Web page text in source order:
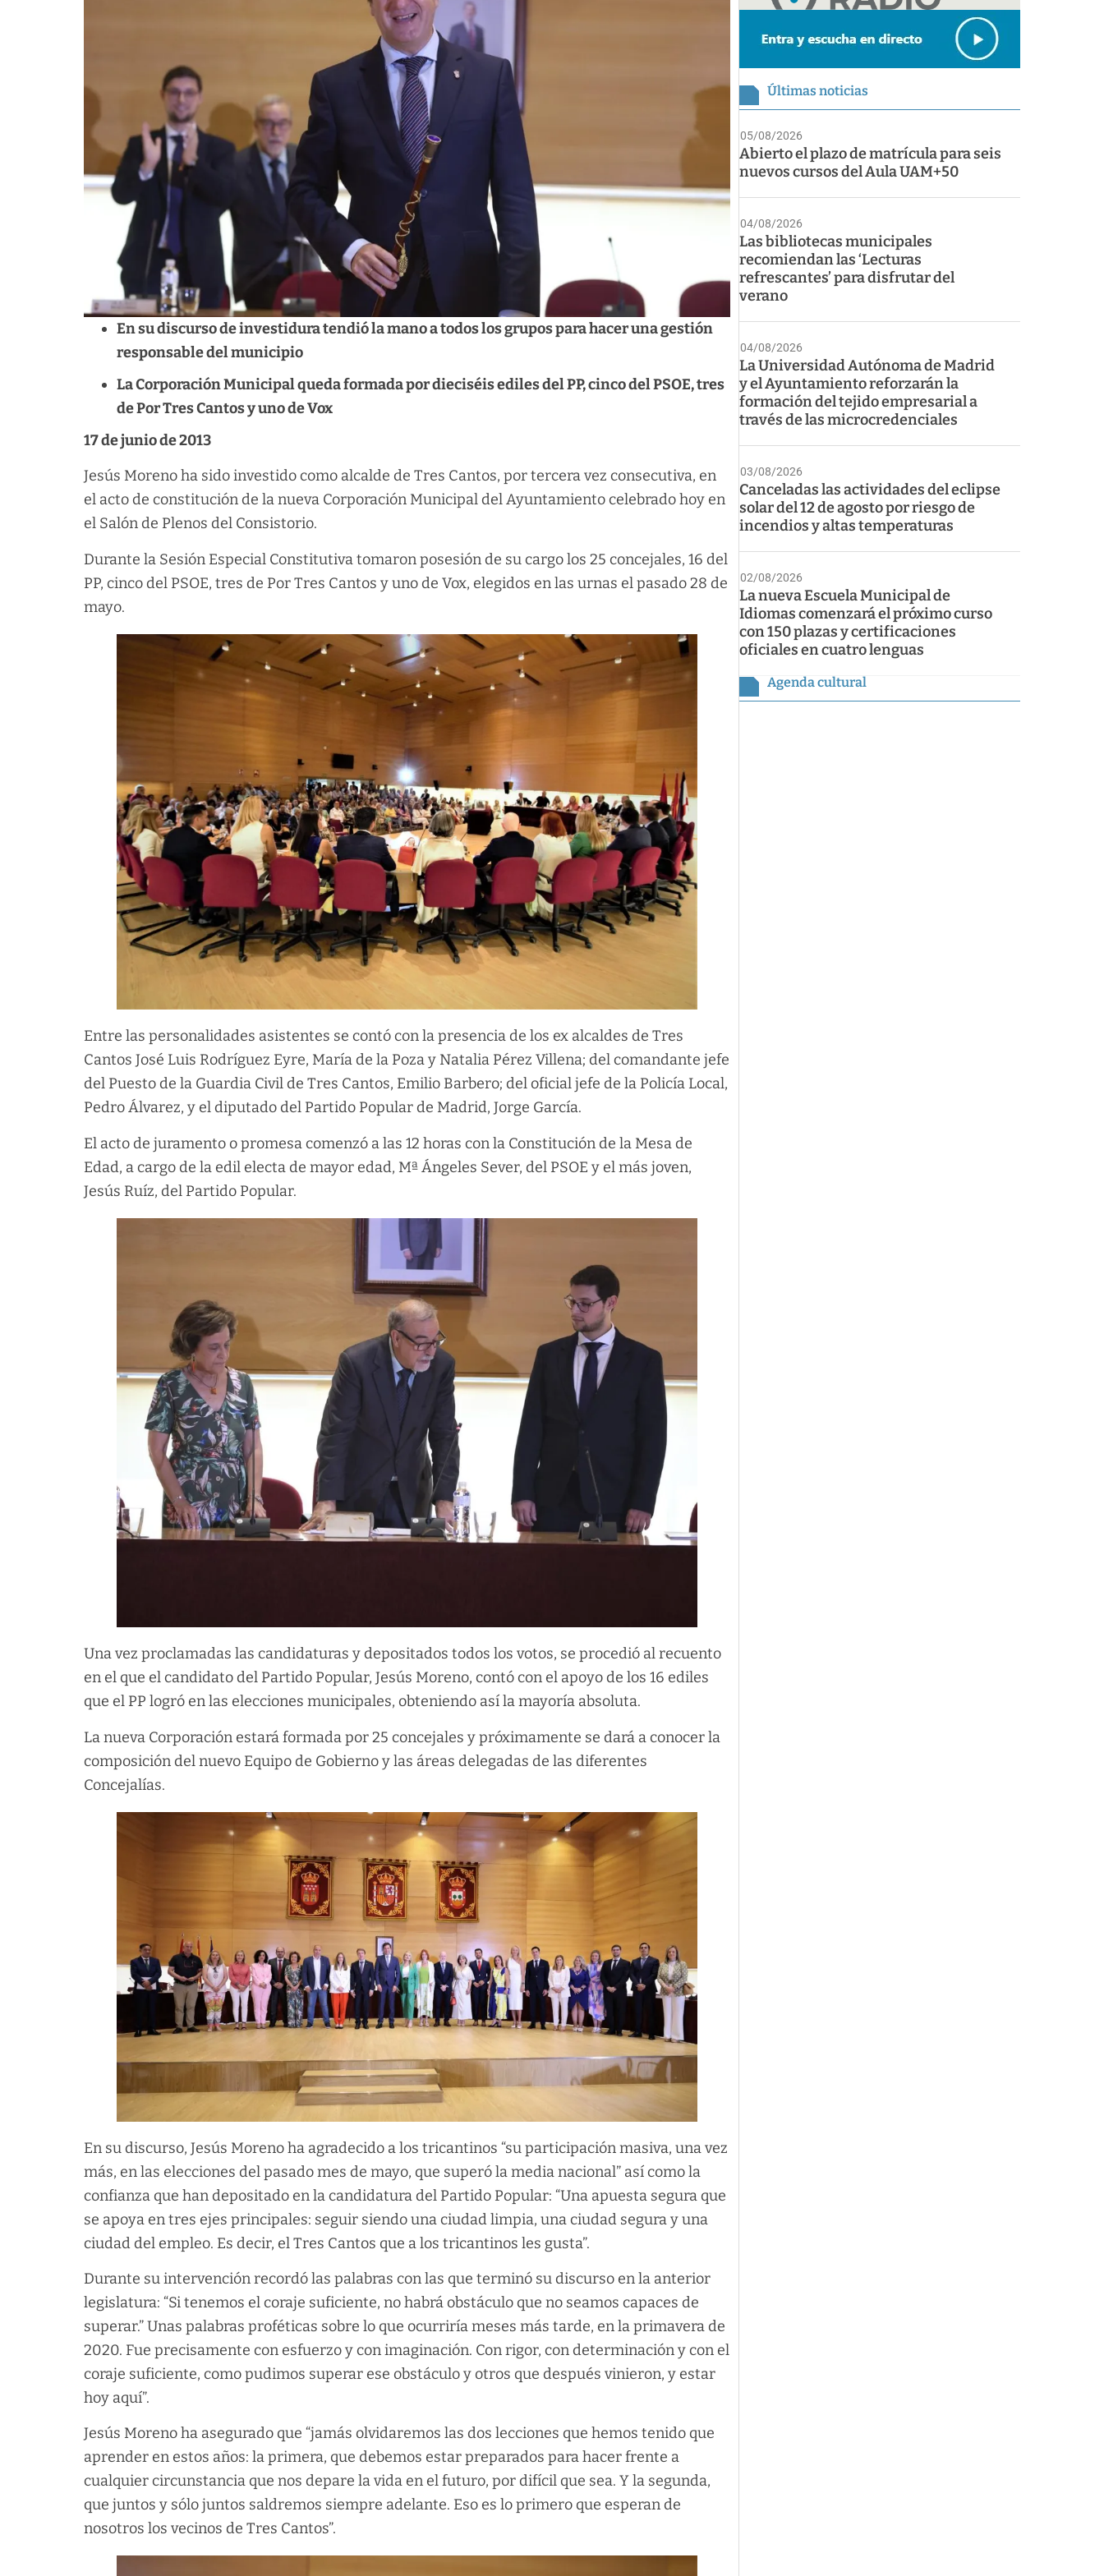
En su discurso de investidura tendió la mano a todos los grupos para hacer una gestión
responsable del municipio
La Corporación Municipal queda formada por dieciséis ediles del PP, cinco del PSOE, tres
de Por Tres Cantos y uno de Vox
17 de junio de 2013
Jesús Moreno ha sido investido como alcalde de Tres Cantos, por tercera vez consecutiva, en
el acto de constitución de la nueva Corporación Municipal del Ayuntamiento celebrado hoy en
el Salón de Plenos del Consistorio.
Durante la Sesión Especial Constitutiva tomaron posesión de su cargo los 25 concejales, 16 del
PP, cinco del PSOE, tres de Por Tres Cantos y uno de Vox, elegidos en las urnas el pasado 28 de
mayo.
Entre las personalidades asistentes se contó con la presencia de los ex alcaldes de Tres
Cantos José Luis Rodríguez Eyre, María de la Poza y Natalia Pérez Villena; del comandante jefe
del Puesto de la Guardia Civil de Tres Cantos, Emilio Barbero; del oficial jefe de la Policía Local,
Pedro Álvarez, y el diputado del Partido Popular de Madrid, Jorge García.
El acto de juramento o promesa comenzó a las 12 horas con la Constitución de la Mesa de
Edad, a cargo de la edil electa de mayor edad, Mª Ángeles Sever, del PSOE y el más joven,
Jesús Ruíz, del Partido Popular.
Una vez proclamadas las candidaturas y depositados todos los votos, se procedió al recuento
en el que el candidato del Partido Popular, Jesús Moreno, contó con el apoyo de los 16 ediles
que el PP logró en las elecciones municipales, obteniendo así la mayoría absoluta.
La nueva Corporación estará formada por 25 concejales y próximamente se dará a conocer la
composición del nuevo Equipo de Gobierno y las áreas delegadas de las diferentes
Concejalías.
En su discurso, Jesús Moreno ha agradecido a los tricantinos “su participación masiva, una vez
más, en las elecciones del pasado mes de mayo, que superó la media nacional” así como la
confianza que han depositado en la candidatura del Partido Popular: “Una apuesta segura que
se apoya en tres ejes principales: seguir siendo una ciudad limpia, una ciudad segura y una
ciudad del empleo. Es decir, el Tres Cantos que a los tricantinos les gusta”.
Durante su intervención recordó las palabras con las que terminó su discurso en la anterior
legislatura: “Si tenemos el coraje suficiente, no habrá obstáculo que no seamos capaces de
superar.” Unas palabras proféticas sobre lo que ocurriría meses más tarde, en la primavera de
2020. Fue precisamente con esfuerzo y con imaginación. Con rigor, con determinación y con el
coraje suficiente, como pudimos superar ese obstáculo y otros que después vinieron, y estar
hoy aquí”.
Jesús Moreno ha asegurado que “jamás olvidaremos las dos lecciones que hemos tenido que
aprender en estos años: la primera, que debemos estar preparados para hacer frente a
cualquier circunstancia que nos depare la vida en el futuro, por difícil que sea. Y la segunda,
que juntos y sólo juntos saldremos siempre adelante. Eso es lo primero que esperan de
nosotros los vecinos de Tres Cantos”.
Últimas noticias
05/08/2026
Abierto el plazo de matrícula para seis
nuevos cursos del Aula UAM+50
04/08/2026
Las bibliotecas municipales
recomiendan las ‘Lecturas
refrescantes’ para disfrutar del
verano
04/08/2026
La Universidad Autónoma de Madrid
y el Ayuntamiento reforzarán la
formación del tejido empresarial a
través de las microcredenciales
03/08/2026
Canceladas las actividades del eclipse
solar del 12 de agosto por riesgo de
incendios y altas temperaturas
02/08/2026
La nueva Escuela Municipal de
Idiomas comenzará el próximo curso
con 150 plazas y certificaciones
oficiales en cuatro lenguas
Agenda cultural